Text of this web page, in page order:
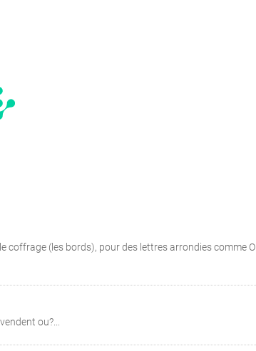
(les bords), pour des lettres arrondies comme O
ou?...